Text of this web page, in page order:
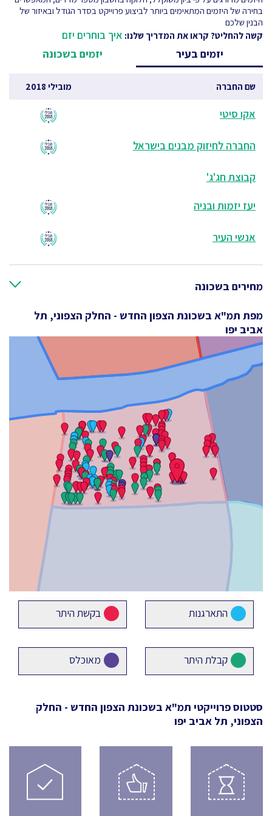
בחירה של היזמים המתאימים ביותר לביצוע פרוייקט בסדר הגודל ובאיזור של
הבנין שלכם
קשה להחליט? קראו את המדריך שלנו: איך בוחרים יזם
יזמים בעיר
יזמים בשכונה
שם החברה מובילי 2018
אקו סיטי
החברה לחיזוק מבנים בישראל
קבוצת חג'ג'
יעז יזמות ובניה
אנשי העיר
מחירים בשכונה
מפת תמ"א בשכונת הצפון החדש - החלק הצפוני, תל
אביב יפו
התארגנות בקשת היתר
קבלת היתר מאוכלס
סטטוס פרוייקטי תמ"א בשכונת הצפון החדש - החלק
הצפוני, תל אביב יפו